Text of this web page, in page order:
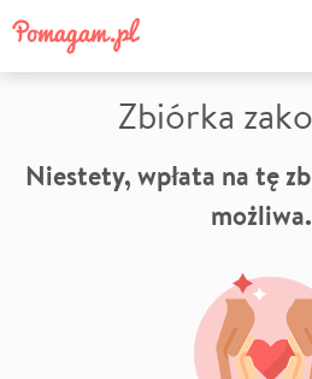
Zbiórka
Niestety, wpłata na tę
możliwa.